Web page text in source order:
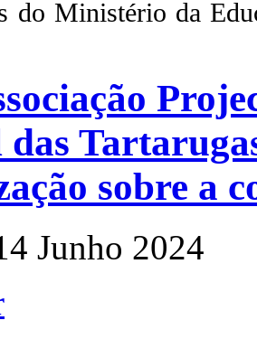
do Ministério da
sobre a
Junho 2024